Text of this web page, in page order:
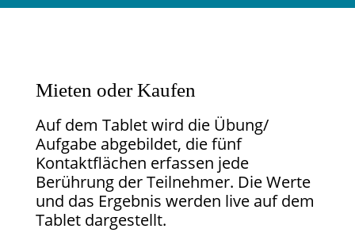
Mieten oder Kaufen
Auf dem Tablet wird die Übung/
Aufgabe abgebildet, die fünf
Kontaktflächen erfassen jede
Berührung der Teilnehmer. Die Werte
und das Ergebnis werden live auf dem
Tablet dargestellt.